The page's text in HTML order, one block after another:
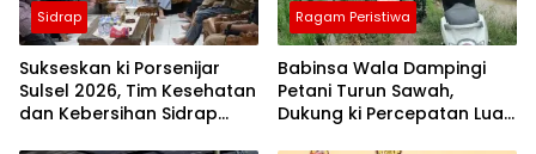
Sidrap
Sukseskan ki Porsenijar
Sulsel 2026, Tim Kesehatan
dan Kebersihan Sidrap
Ragam Peristiwa
Babinsa Wala Dampingi
Petani Turun Sawah,
Dukung ki Percepatan Luas